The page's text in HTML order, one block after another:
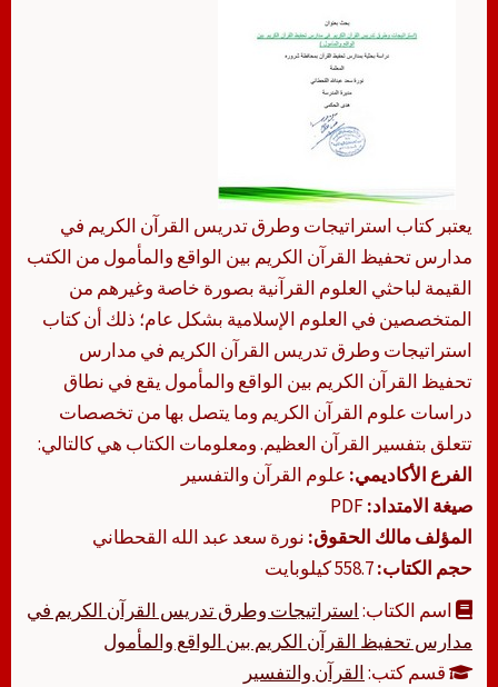
يعتبر كتاب استراتيجات وطرق تدريس القرآن الكريم في
مدارس تحفيظ القرآن الكريم بين الواقع والمأمول من الكتب
القيمة لباحثي العلوم القرآنية بصورة خاصة وغيرهم من
المتخصصين في العلوم الإسلامية بشكل عام؛ ذلك أن كتاب
استراتيجات وطرق تدريس القرآن الكريم في مدارس
تحفيظ القرآن الكريم بين الواقع والمأمول يقع في نطاق
دراسات علوم القرآن الكريم وما يتصل بها من تخصصات
تتعلق بتفسير القرآن العظيم. ومعلومات الكتاب هي كالتالي:
الفرع الأكاديمي: علوم القرآن والتفسير
صيغة الامتداد:
المؤلف مالك الحقوق: نورة سعد عبد الله القحطاني
حجم الكتاب:
اسم الكتاب:استراتيجات وطرق تدريس القرآن الكريم في
مدارس تحفيظ القرآن الكريم بين الواقع والمأمول
قسم كتب:القرآن والتفسير